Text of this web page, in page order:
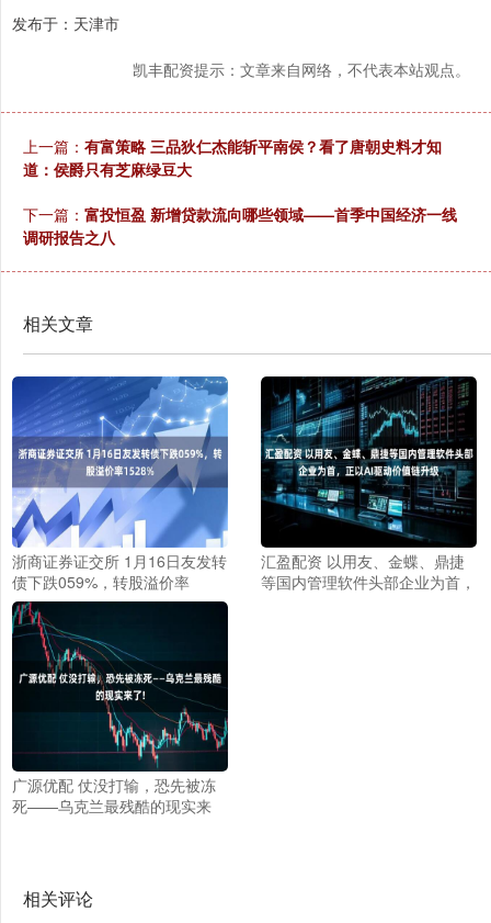
发布于：天津市
凯丰配资提示：文章来自网络，不代表本站观点。
上一篇： 有富策略 三品狄仁杰能斩平南侯？看了唐朝史料才知
道：侯爵只有芝麻绿豆大
下一篇： 富投恒盈 新增贷款流向哪些领域——首季中国经济一线
调研报告之八
相关文章
浙商证券证交所 1月16日友发转
债下跌059%，转股溢价率
1528%
汇盈配资 以用友、金蝶、鼎捷
等国内管理软件头部企业为首，
广源优配 仗没打输，恐先被冻
死——乌克兰最残酷的现实来
相关评论